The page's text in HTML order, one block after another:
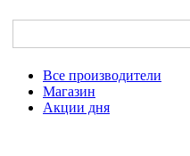
Все производители
Магазин
Акции дня